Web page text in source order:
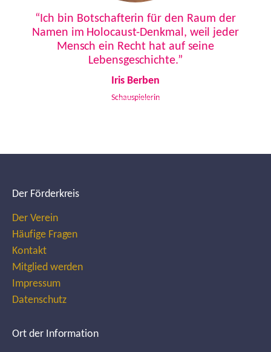
“Ich bin Botschafterin für den Raum der
Namen im Holocaust-Denkmal, weil jeder
Mensch ein Recht hat auf seine
Lebensgeschichte.”
Iris Berben
Schauspielerin
Der Förderkreis
Der Verein
Häufige Fragen
Kontakt
Mitglied werden
Impressum
Datenschutz
Ort der Information